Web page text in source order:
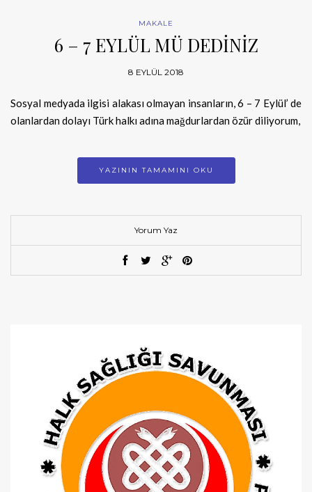
MAKALE
6 – 7 EYLÜL MÜ DEDİNİZ
8 EYLÜL 2018
Sosyal medyada ilgisi alakası olmayan insanların, 6 – 7 Eylül’ de
olanlardan dolayı Türk halkı adına mağdurlardan özür diliyorum,
YAZININ TAMAMINI OKU
Yorum Yaz